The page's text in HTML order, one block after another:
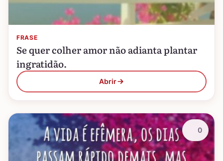
FRASE
Se quer colher amor não adianta plantar
ingratidão.
Abrir
0